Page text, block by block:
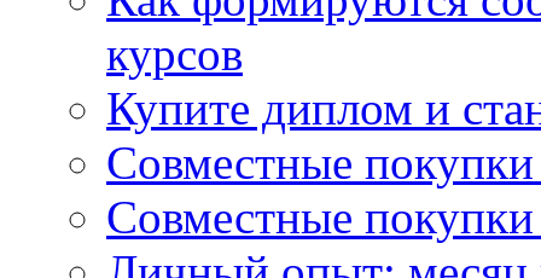
курсов
Купите диплом и
Совместные
Совместные покупки